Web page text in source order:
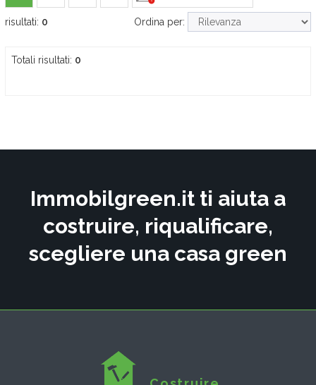
risultati: 0 Ordina per:
Totali risultati: 0
Immobilgreen.it ti aiuta a
costruire, riqualificare,
scegliere una casa green